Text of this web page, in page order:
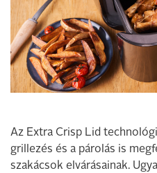
Az Extra Crisp Lid
grillezés és a párolás is
szakácsok elvárásainak.